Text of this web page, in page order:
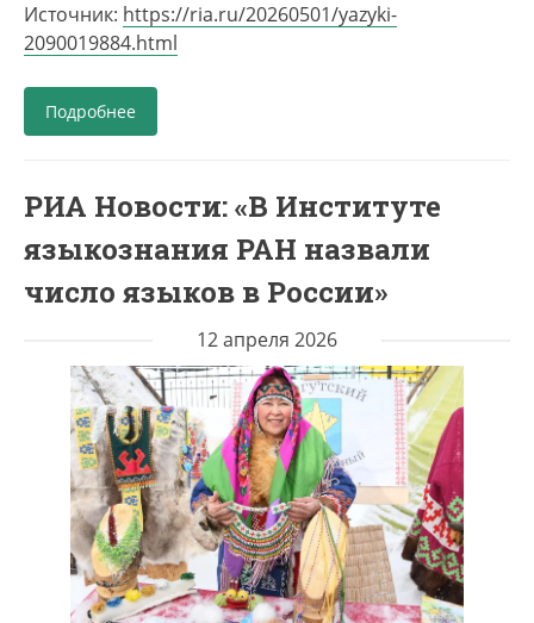
Источник: https://ria.ru/20260501/yazyki-
2090019884.html
Подробнее
РИА Новости: «В Институте
языкознания РАН назвали
число языков в России»
12 апреля 2026